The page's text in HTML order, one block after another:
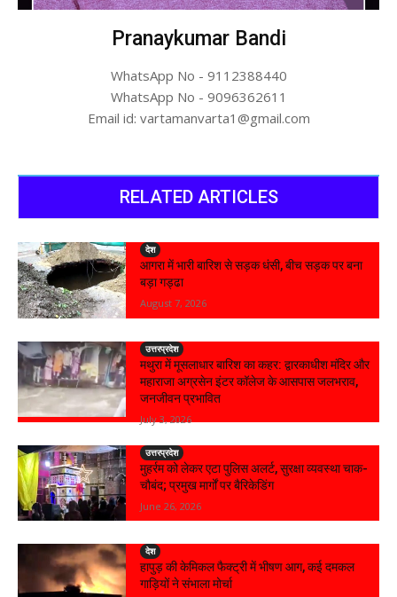
Pranaykumar Bandi
WhatsApp No - 9112388440
WhatsApp No - 9096362611
Email id: vartamanvarta1@gmail.com
RELATED ARTICLES
देश
आगरा में भारी बारिश से सड़क धंसी, बीच सड़क पर बना
बड़ा गड्ढा
August 7, 2026
उत्तरप्रदेश
मथुरा में मूसलाधार बारिश का कहर: द्वारकाधीश मंदिर और
महाराजा अग्रसेन इंटर कॉलेज के आसपास जलभराव,
जनजीवन प्रभावित
July 3, 2026
उत्तरप्रदेश
मुहर्रम को लेकर एटा पुलिस अलर्ट, सुरक्षा व्यवस्था चाक-
चौबंद; प्रमुख मार्गों पर बैरिकेडिंग
June 26, 2026
देश
हापुड़ की केमिकल फैक्ट्री में भीषण आग, कई दमकल
गाड़ियों ने संभाला मोर्चा